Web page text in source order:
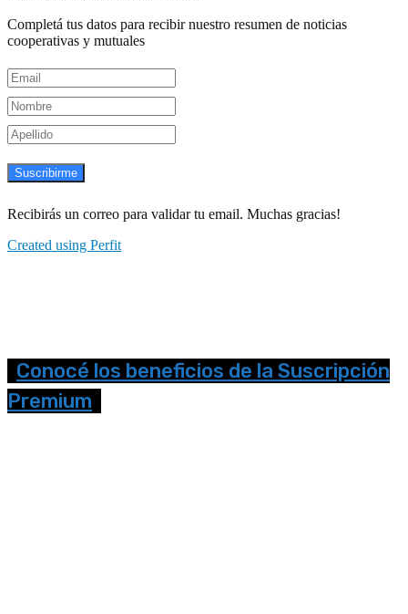
Completá tus datos para recibir nuestro resumen de noticias
cooperativas y mutuales
Suscribirme
Recibirás un correo para validar tu email. Muchas gracias!
Created using Perfit
Conocé los beneficios de la Suscripción
Premium